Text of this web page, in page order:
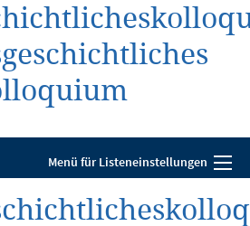
Menü für Listeneinstellungen